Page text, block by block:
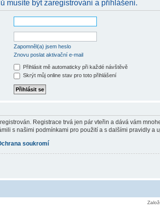
musíte být zaregistrováni a přihlášeni.
Zapomněl(a) jsem heslo
Znovu poslat aktivační e-mail
Přihlásit mě automaticky při každé návštěvě
Skrýt můj online stav pro toto přihlášení
Registrace trvá jen pár vteřin a dává vám
s našimi podmínkami pro použití a s dalšími pravidly
soukromí